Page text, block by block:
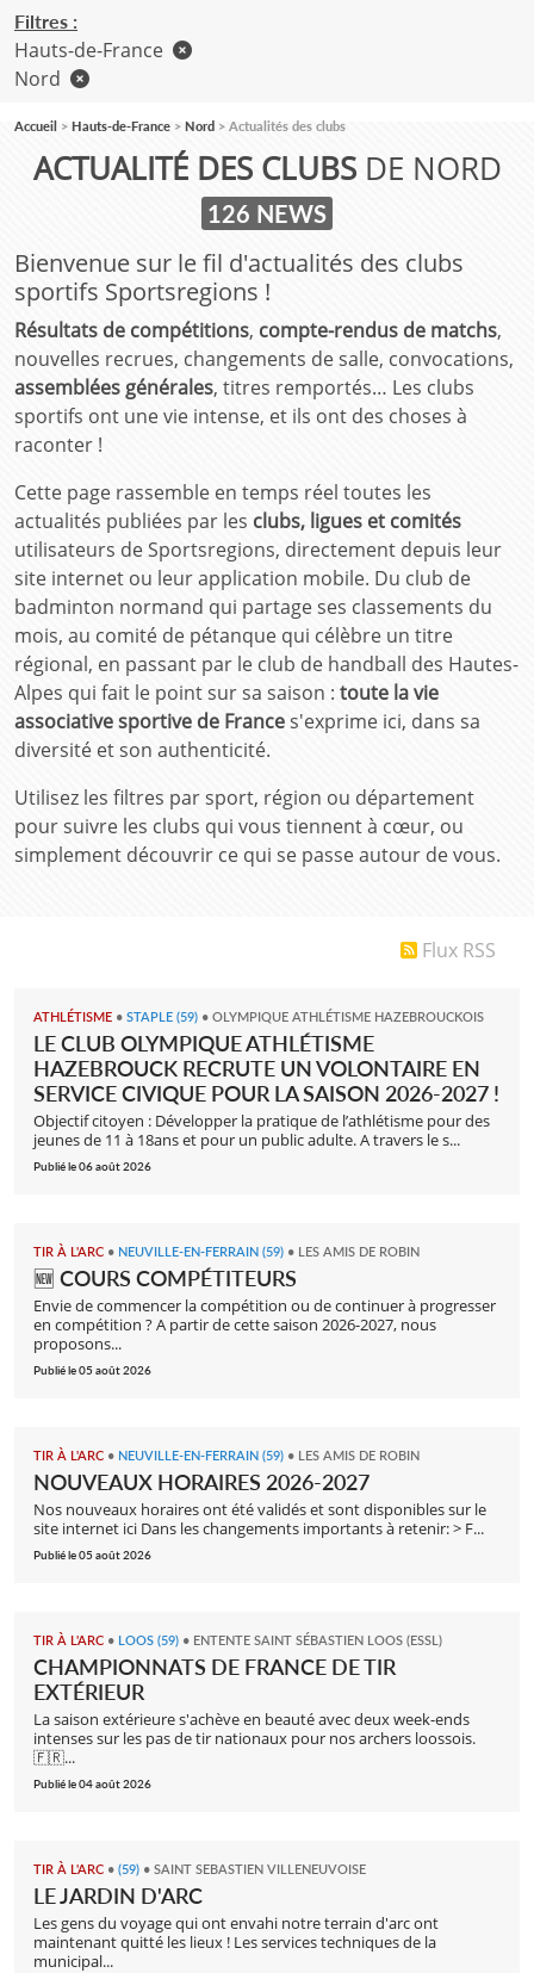
ACTUALITÉ DES CLUBSDE NORD
126 NEWS
Bienvenue sur le fil d'actualités des clubs
sportifs Sportsregions !
Résultats de compétitions, compte-rendus de matchs,
nouvelles recrues, changements de salle, convocations,
assemblées générales, titres remportés… Les clubs
sportifs ont une vie intense, et ils ont des choses à
raconter !
Cette page rassemble en temps réel toutes les
actualités publiées par les clubs, ligues et comités
utilisateurs de Sportsregions, directement depuis leur
site internet ou leur application mobile. Du club de
badminton normand qui partage ses classements du
mois, au comité de pétanque qui célèbre un titre
régional, en passant par le club de handball des Hautes-
Alpes qui fait le point sur sa saison : toute la vie
associative sportive de Frances'exprime ici, dans sa
diversité et son authenticité.
Utilisez les filtres par sport, région ou département
pour suivre les clubs qui vous tiennent à cœur, ou
simplement découvrir ce qui se passe autour de vous.
Flux RSS
ATHLÉTISME • STAPLE (59) • OLYMPIQUE ATHLÉTISME HAZEBROUCKOIS
LE CLUB OLYMPIQUE ATHLÉTISME
HAZEBROUCK RECRUTE UN VOLONTAIRE EN
SERVICE CIVIQUE POUR LA SAISON 2026-2027 !
Objectif citoyen : Développer la pratique de l’athlétisme pour des
jeunes de 11 à 18ans et pour un public adulte. A travers le s...
Publié le 06 août 2026
TIR À L'ARC • NEUVILLE-EN-FERRAIN (59) • LES AMIS DE ROBIN
🆕 COURS COMPÉTITEURS
Envie de commencer la compétition ou de continuer à progresser
en compétition ? A partir de cette saison 2026-2027, nous
proposons...
Publié le 05 août 2026
TIR À L'ARC • NEUVILLE-EN-FERRAIN (59) • LES AMIS DE ROBIN
NOUVEAUX HORAIRES 2026-2027
Nos nouveaux horaires ont été validés et sont disponibles sur le
site internet ici Dans les changements importants à retenir: > F...
Publié le 05 août 2026
TIR À L'ARC • LOOS (59) • ENTENTE SAINT SÉBASTIEN LOOS (ESSL)
CHAMPIONNATS DE FRANCE DE TIR
EXTÉRIEUR
La saison extérieure s'achève en beauté avec deux week-ends
intenses sur les pas de tir nationaux pour nos archers loossois.
🇫🇷...
Publié le 04 août 2026
TIR À L'ARC • (59) • SAINT SEBASTIEN VILLENEUVOISE
LE JARDIN D'ARC
​Les gens du voyage qui ont envahi notre terrain d'arc ont
maintenant quitté les lieux ! Les services techniques de la
municipal...
Filtres :
Hauts-de-France
Nord
Accueil Hauts-de-France Nord Actualités des clubs